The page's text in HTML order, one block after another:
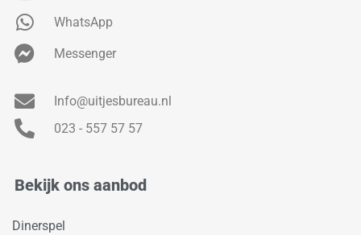
WhatsApp
Messenger
Info@uitjesbureau.nl
023 - 557 57 57
Bekijk ons aanbod
Dinerspel